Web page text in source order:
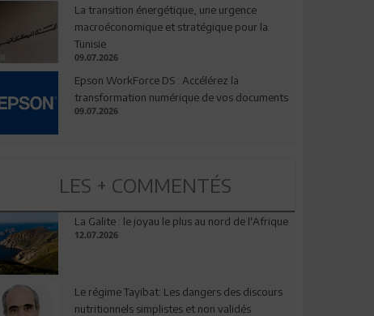
La transition énergétique, une urgence
macroéconomique et stratégique pour la
Tunisie
09.07.2026
Epson WorkForce DS : Accélérez la
transformation numérique de vos documents
09.07.2026
LES + COMMENTÉS
La Galite : le joyau le plus au nord de l'Afrique
12.07.2026
Le régime Tayibat: Les dangers des discours
nutritionnels simplistes et non validés